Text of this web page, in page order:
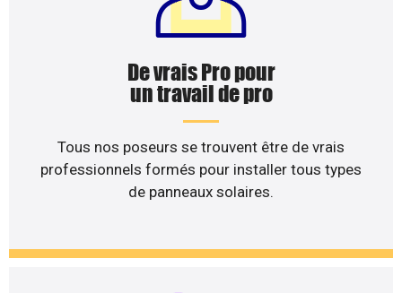
De vrais Pro pour
un travail de pro
Tous nos poseurs se trouvent être de vrais
professionnels formés pour installer tous types
de panneaux solaires.